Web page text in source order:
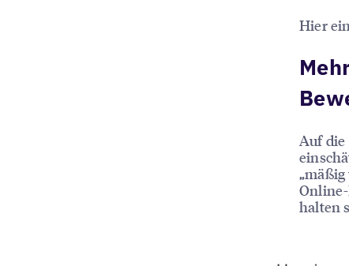
Hier
Auf die
halten